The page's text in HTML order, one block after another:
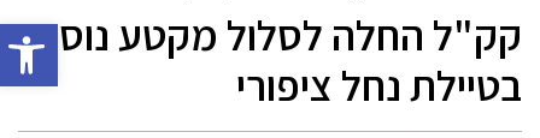
פתח
קק"ל החלה לסלול מקטע נוסף
בטיילת נחל ציפורי